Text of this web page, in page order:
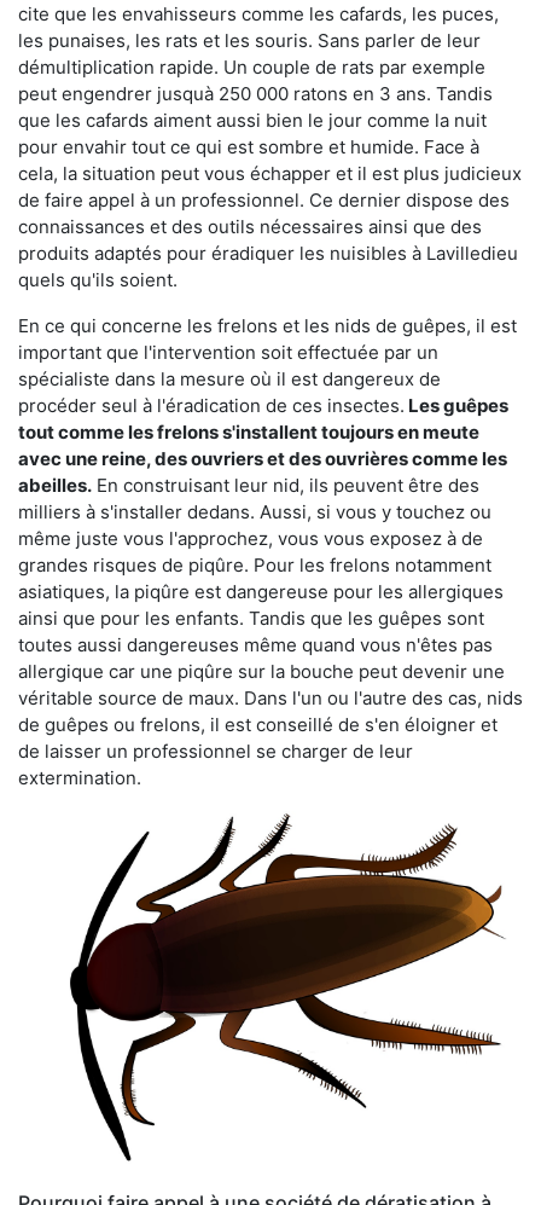
cite que les envahisseurs comme les cafards, les puces,
les punaises, les rats et les souris. Sans parler de leur
démultiplication rapide. Un couple de rats par exemple
peut engendrer jusquà 250 000 ratons en 3 ans. Tandis
que les cafards aiment aussi bien le jour comme la nuit
pour envahir tout ce qui est sombre et humide. Face à
cela, la situation peut vous échapper et il est plus judicieux
de faire appel à un professionnel. Ce dernier dispose des
connaissances et des outils nécessaires ainsi que des
produits adaptés pour éradiquer les nuisibles à Lavilledieu
quels qu'ils soient.
En ce qui concerne les frelons et les nids de guêpes, il est
important que l'intervention soit effectuée par un
spécialiste dans la mesure où il est dangereux de
procéder seul à l'éradication de ces insectes. Les guêpes
tout comme les frelons s'installent toujours en meute
avec une reine, des ouvriers et des ouvrières comme les
abeilles. En construisant leur nid, ils peuvent être des
milliers à s'installer dedans. Aussi, si vous y touchez ou
même juste vous l'approchez, vous vous exposez à de
grandes risques de piqûre. Pour les frelons notamment
asiatiques, la piqûre est dangereuse pour les allergiques
ainsi que pour les enfants. Tandis que les guêpes sont
toutes aussi dangereuses même quand vous n'êtes pas
allergique car une piqûre sur la bouche peut devenir une
véritable source de maux. Dans l'un ou l'autre des cas, nids
de guêpes ou frelons, il est conseillé de s'en éloigner et
de laisser un professionnel se charger de leur
extermination.